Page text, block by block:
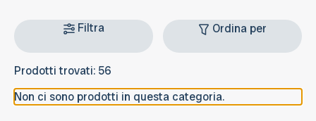
Filtra Ordina per
Prodotti trovati: 56
Non ci sono prodotti in questa categoria.